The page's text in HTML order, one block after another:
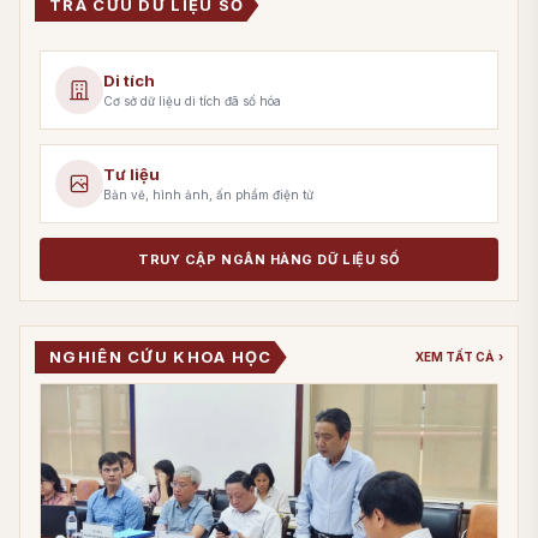
TRA CỨU DỮ LIỆU SỐ
Di tích
Cơ sở dữ liệu di tích đã số hóa
Tư liệu
Bản vẽ, hình ảnh, ấn phẩm điện tử
TRUY CẬP NGÂN HÀNG DỮ LIỆU SỐ
NGHIÊN CỨU KHOA HỌC XEM TẤT CẢ ›